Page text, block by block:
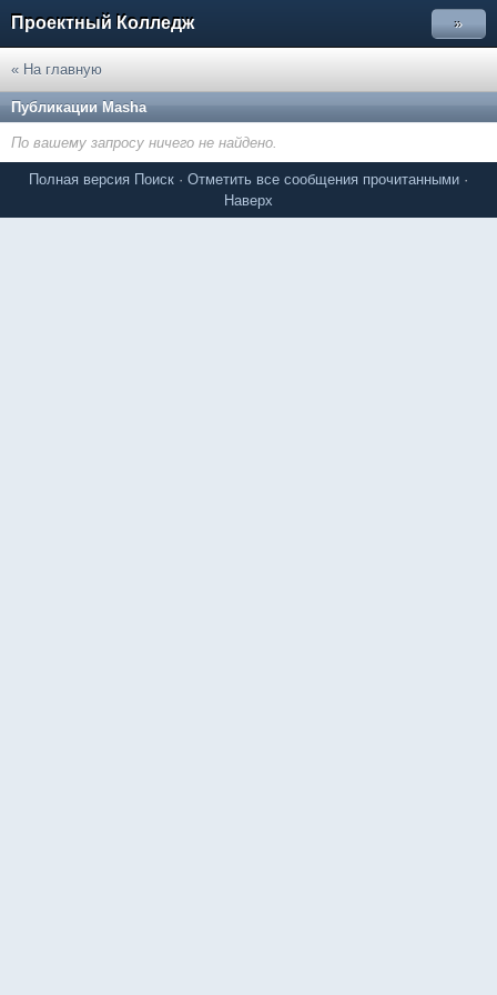
Проектный Колледж »
« На главную
Публикации Masha
По вашему запросу ничего не найдено.
Полная версия Поиск · Отметить все сообщения прочитанными ·
Наверх